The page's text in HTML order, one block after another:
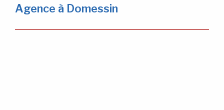
Agence à Domessin